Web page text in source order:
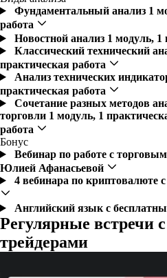
Фундаментальный анализ 1
работа
Новостной анализ 1 модуль, 1
Классический технический
практическая работа
Анализ технических
практическая работа
Сочетание разных методов
торговли 1 модуль, 1
работа
Бонус
Вебинар по работе с
Юлией Афанасьевой
4 вебинара по криптовалюте
Английский язык с
Регулярные встречи
трейдерами